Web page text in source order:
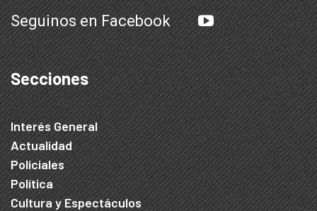
Seguinos en Facebook
Secciones
Interés General
Actualidad
Policiales
Política
Cultura y Espectáculos